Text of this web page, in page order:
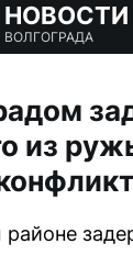
НОВОСТИ
ВОЛГОГРАДА
из